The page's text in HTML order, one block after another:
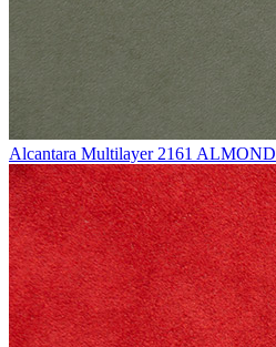
Alcantara Multilayer 2161 ALMOND